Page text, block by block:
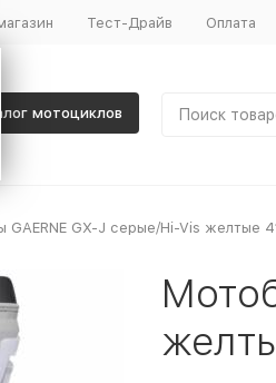
Тест-Драйв Оплата
мотоциклов
GAERNE GX-J серые/Hi-Vis желтые